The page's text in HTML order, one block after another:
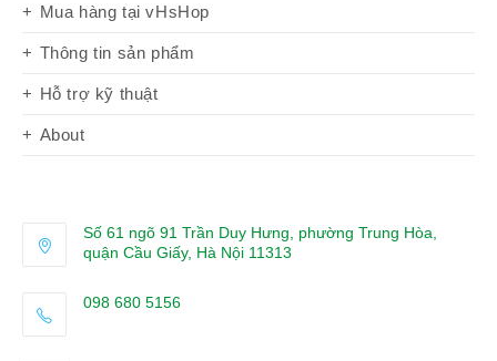
Mua hàng tại vHsHop
Thông tin sản phẩm
Hỗ trợ kỹ thuật
About
Số 61 ngõ 91 Trần Duy Hưng, phường Trung Hòa,
quận Cầu Giấy, Hà Nội 11313
098 680 5156